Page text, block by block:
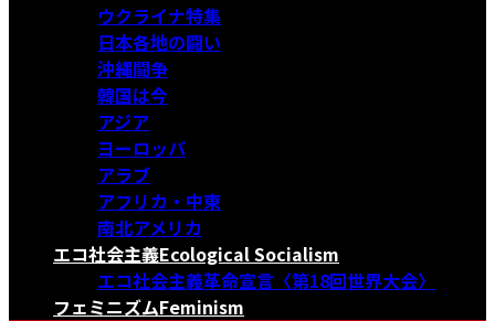
ウクライナ特集
日本各地の闘い
沖縄闘争
韓国は今
アジア
ヨーロッパ
アラブ
アフリカ・中東
南北アメリカ
エコ社会主義Ecological Socialism
エコ社会主義革命宣言〈第18回世界大会〉
フェミニズムFeminism